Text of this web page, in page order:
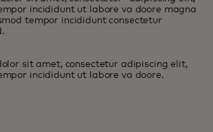
incididunt ut labore va doore magna
tempor incididunt consectetur
sit amet, consectetur adipiscing elit,
incididunt ut labore va doore.